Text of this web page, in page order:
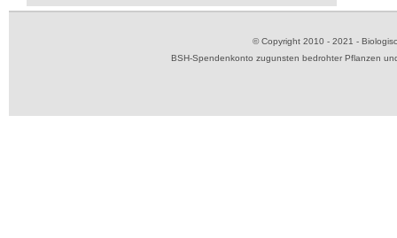
© Copyright 2010 - 2021 -
BSH-Spendenkonto zugunsten bedrohter Pflanzen